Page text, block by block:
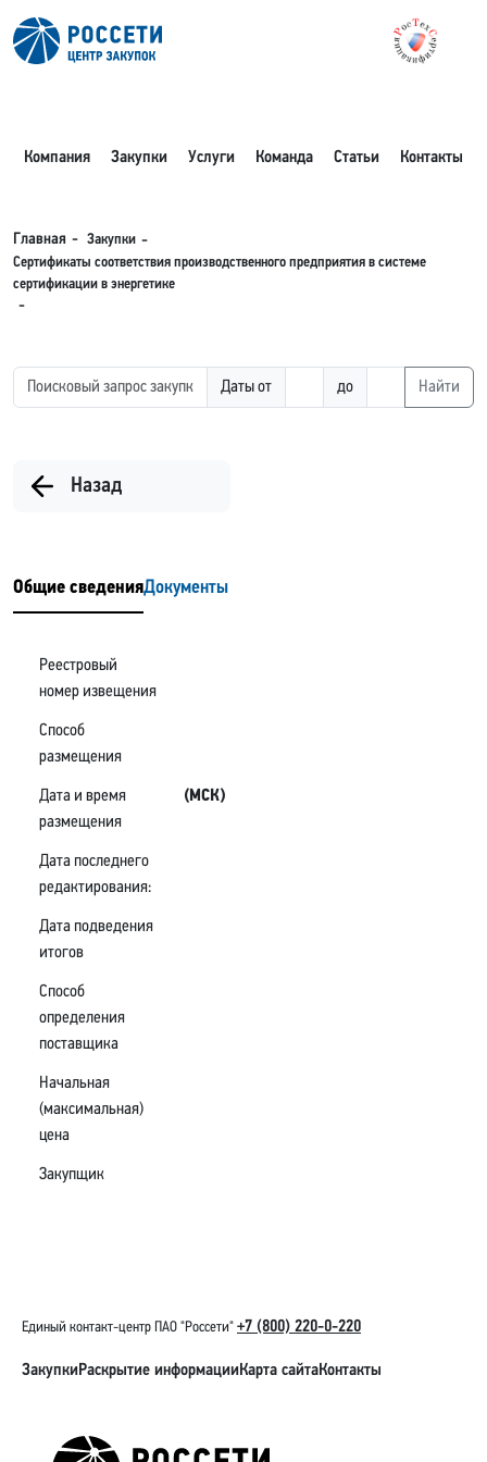
Компания Закупки Услуги Команда Статьи Контакты
Главная
Закупки
Сертификаты соответствия производственного предприятия в системе
сертификации в энергетике
Даты от до Найти
Назад
Общие сведенияДокументы
Реестровый
номер извещения
Способ
размещения
Дата и время
размещения
(МСК)
Дата последнего
редактирования:
Дата подведения
итогов
Способ
определения
поставщика
Начальная
(максимальная)
цена
Закупщик
Единый контакт-центр ПАО "Россети" +7 (800) 220-0-220
ЗакупкиРаскрытие информацииКарта сайтаКонтакты